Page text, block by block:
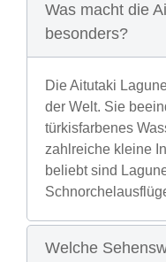
Was macht die
besonders?
Die Aitutaki
der Welt. Sie
türkisfarbenes
zahlreiche kleine
beliebt sind
Welche